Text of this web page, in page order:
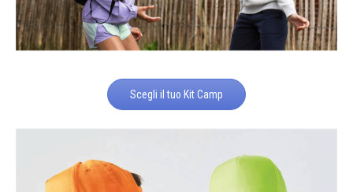
Scegli il tuo Kit Camp